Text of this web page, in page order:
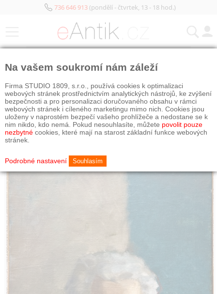
736 646 913(pondělí - čtvrtek, 13 - 18 hod.)
Na vašem soukromí nám záleží
Firma STUDIO 1809, s.r.o., používá cookies k optimalizaci
webových stránek prostřednictvím analytických nástrojů, ke zvýšení
bezpečnosti a pro personalizaci doručovaného obsahu v rámci
webových stránek i cíleného marketingu mimo nich. Cookies jsou
uloženy v naprostém bezpečí vašeho prohlížeče a nedostane se k
nim nikdo, kdo nemá. Pokud nesouhlasíte, můžete povolit pouze
nezbytné cookies, které mají na starost základní funkce webových
stránek.
Podrobné nastavení Souhlasím